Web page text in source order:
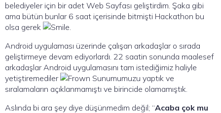
belediyeler için bir adet Web Sayfası geliştirdim. Şaka gibi
ama bütün bunlar 6 saat içerisinde bitmişti Hackathon bu
olsa gerek
.
Android uygulaması üzerinde çalışan arkadaşlar o sırada
geliştirmeye devam ediyorlardı. 22 saatin sonunda maalesef
arkadaşlar Android uygulamasını tam istediğimiz haliyle
yetiştiremediler
Sunumumuzu yaptık ve
sıralamaların açıklanmamıştı ve birincide olamamıştık.
Aslında bi ara şey diye düşünmedim değil; “Acaba çok mu